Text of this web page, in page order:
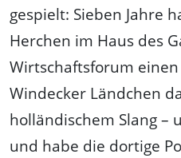
gespielt: Sieben Jahre
Herchen im Haus des
Wirtschaftsforum
Windecker Ländchen
holländischem Slang –
und habe die dortige